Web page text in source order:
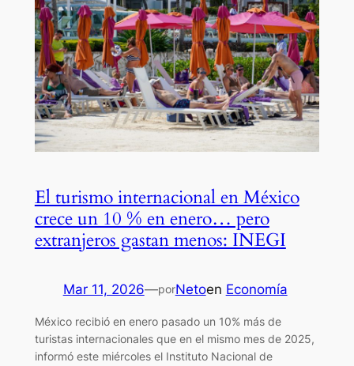
El turismo internacional en México
crece un 10 % en enero… pero
extranjeros gastan menos: INEGI
Mar 11, 2026—porNetoen Economía
México recibió en enero pasado un 10% más de
turistas internacionales que en el mismo mes de 2025,
informó este miércoles el Instituto Nacional de